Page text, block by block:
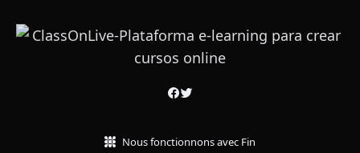
Nous fonctionnons avec Fin